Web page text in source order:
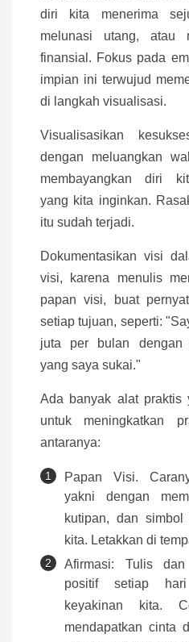
diri kita menerima
melunasi utang, atau
finansial. Fokus pada
impian ini terwujud
di langkah visualisasi.
Visualisasikan
dengan meluangkan
membayangkan diri
yang kita inginkan.
itu sudah terjadi.
Dokumentasikan visi
visi, karena menulis
papan visi, buat
setiap tujuan, seperti:
juta per bulan dengan
yang saya sukai."
Ada banyak alat praktis
untuk meningkatkan
antaranya:
Papan Visi.
yakni dengan
kutipan, dan
kita. Letakkan di
Afirmasi: Tulis dan
positif setiap
keyakinan kita.
mendapatkan cinta